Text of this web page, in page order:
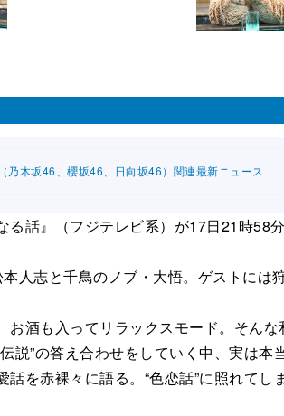
乃木坂46、櫻坂46、日向坂46）関連最新ニュース
話』（フジテレビ系）が17日21時58分
人志と千鳥のノブ・大悟。ゲストには
酒も入ってリラックスモード。そん
説”の答え合わせをしていく中、実は
を赤裸々に語る。“色恋話”に照れて